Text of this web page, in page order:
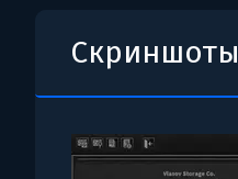
Скриншоты